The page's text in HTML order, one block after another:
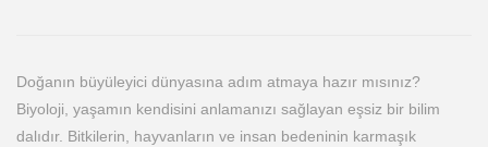
Doğanın büyüleyici dünyasına adım atmaya hazır mısınız?
Biyoloji, yaşamın kendisini anlamanızı sağlayan eşsiz bir bilim
dalıdır. Bitkilerin, hayvanların ve insan bedeninin karmaşık